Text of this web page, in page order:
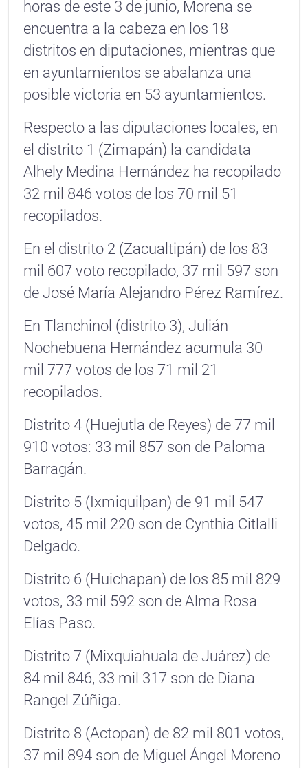
horas de este 3 de junio, Morena se
encuentra a la cabeza en los 18
distritos en diputaciones, mientras que
en ayuntamientos se abalanza una
posible victoria en 53 ayuntamientos.
Respecto a las diputaciones locales, en
el distrito 1 (Zimapán) la candidata
Alhely Medina Hernández ha recopilado
32 mil 846 votos de los 70 mil 51
recopilados.
En el distrito 2 (Zacualtipán) de los 83
mil 607 voto recopilado, 37 mil 597 son
de José María Alejandro Pérez Ramírez.
En Tlanchinol (distrito 3), Julián
Nochebuena Hernández acumula 30
mil 777 votos de los 71 mil 21
recopilados.
Distrito 4 (Huejutla de Reyes) de 77 mil
910 votos: 33 mil 857 son de Paloma
Barragán.
Distrito 5 (Ixmiquilpan) de 91 mil 547
votos, 45 mil 220 son de Cynthia Citlalli
Delgado.
Distrito 6 (Huichapan) de los 85 mil 829
votos, 33 mil 592 son de Alma Rosa
Elías Paso.
Distrito 7 (Mixquiahuala de Juárez) de
84 mil 846, 33 mil 317 son de Diana
Rangel Zúñiga.
Distrito 8 (Actopan) de 82 mil 801 votos,
37 mil 894 son de Miguel Ángel Moreno